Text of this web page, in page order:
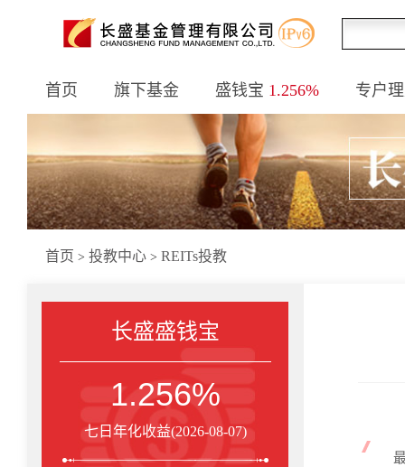
首页 旗下基金 盛钱宝 1.256% 专户
首页 > 投教中心 > REITs投教
长盛盛钱宝
1.256%
七日年化收益(2026-08-07)